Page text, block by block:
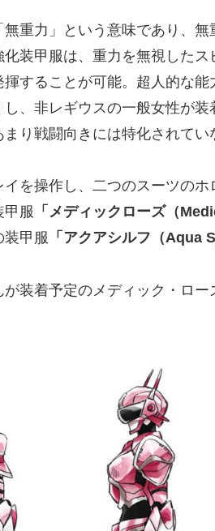
無重力」という意味であり、
装甲服は、重力を無視した
することが可能。超人的な
、非レギウスの一般女性が
り戦闘向きには特化されてい
を操作し、二つのスーツの
甲服 「メディックローズ（
装甲服 「アクアシルフ（Aqua
が装着予定のメディック・ロー